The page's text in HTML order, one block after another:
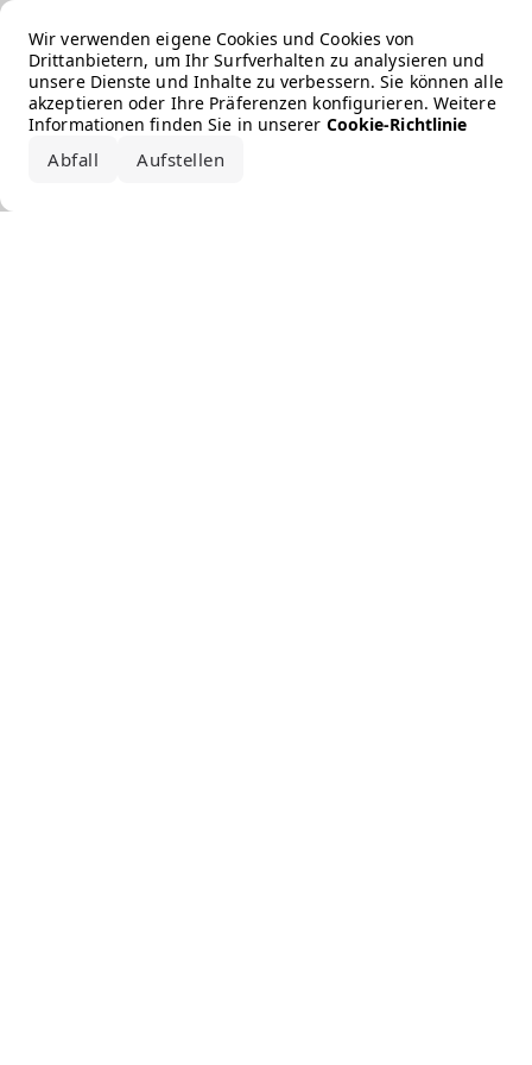
Wir verwenden eigene Cookies und Cookies von
Drittanbietern, um Ihr Surfverhalten zu analysieren und
unsere Dienste und Inhalte zu verbessern. Sie können alle
akzeptieren oder Ihre Präferenzen konfigurieren. Weitere
Informationen finden Sie in unserer Cookie-Richtlinie
Abfall Aufstellen
Error loading the brand